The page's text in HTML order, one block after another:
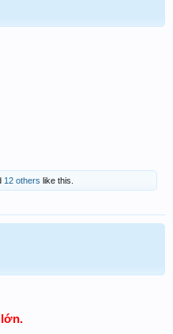
12 others like this.
lớn.